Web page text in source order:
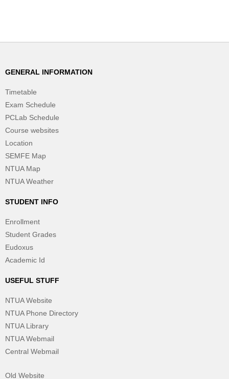
GENERAL INFORMATION
Timetable
Exam Schedule
PCLab Schedule
Course websites
Location
SEMFE Map
NTUA Map
NTUA Weather
STUDENT INFO
Enrollment
Student Grades
Eudoxus
Academic Id
USEFUL STUFF
NTUA Website
NTUA Phone Directory
NTUA Library
NTUA Webmail
Central Webmail
Old Website